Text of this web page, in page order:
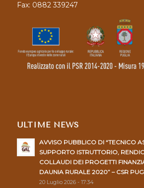
Fax: 0882 339247
ULTIME NEWS
AVVISO PUBBLICO DI “TECNICO
SUPPORTO ISTRUTTORIO,
COLLAUDI DEI PROGETTI
DAUNIA RURALE 2020” – CSR
20 Luglio 2026 - 17:34